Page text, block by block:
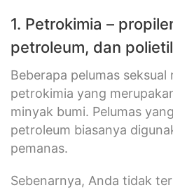
1. Petrokimia –
petroleum, dan
Beberapa pelumas
petrokimia yang
minyak bumi. Pelumas
petroleum biasanya
pemanas.
Sebenarnya, Anda tidak